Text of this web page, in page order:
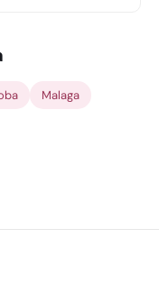
Malaga